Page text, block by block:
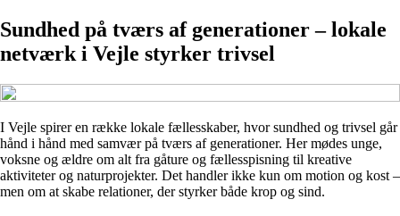
Sundhed på tværs af generationer – lokale
netværk i Vejle styrker trivsel
I Vejle spirer en række lokale fællesskaber, hvor sundhed og trivsel går
hånd i hånd med samvær på tværs af generationer. Her mødes unge,
voksne og ældre om alt fra gåture og fællesspisning til kreative
aktiviteter og naturprojekter. Det handler ikke kun om motion og kost –
men om at skabe relationer, der styrker både krop og sind.